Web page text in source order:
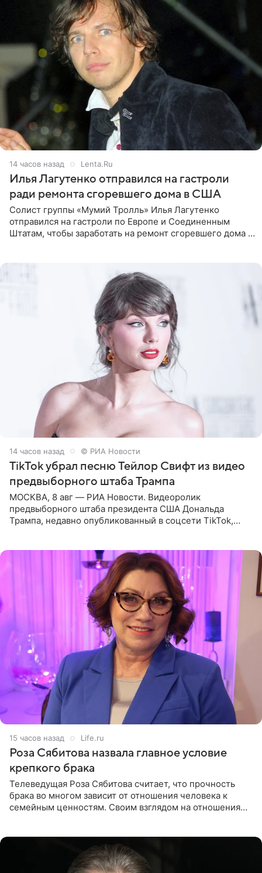
14 часов назад Lenta.Ru
Илья Лагутенко отправился на гастроли
ради ремонта сгоревшего дома в США
Солист группы «Мумий Тролль» Илья Лагутенко
отправился на гастроли по Европе и Соединенным
Штатам, чтобы заработать на ремонт сгоревшего дома в
14 часов назад © РИА Новости
TikTok убрал песню Тейлор Свифт из видео
предвыборного штаба Трампа
МОСКВА, 8 авг — РИА Новости. Видеоролик
предвыборного штаба президента США Дональда
Трампа, недавно опубликованный в соцсети TikTok,
15 часов назад Life.ru
Роза Сябитова назвала главное условие
крепкого брака
Телеведущая Роза Сябитова считает, что прочность
брака во многом зависит от отношения человека к
семейным ценностям. Своим взглядом на отношения